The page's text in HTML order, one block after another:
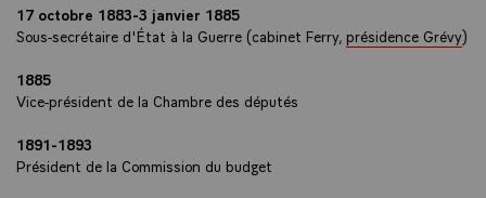
17 octobre 1883-3 janvier 1885
Sous-secrétaire d'État à la Guerre (cabinet Ferry, présidence Grévy)
1885
Vice-président de la Chambre des députés
1891-1893
Président de la Commission du budget